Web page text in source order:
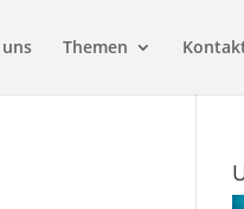
Themen